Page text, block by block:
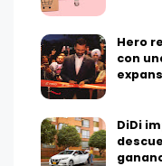
Hero
con
DiDi